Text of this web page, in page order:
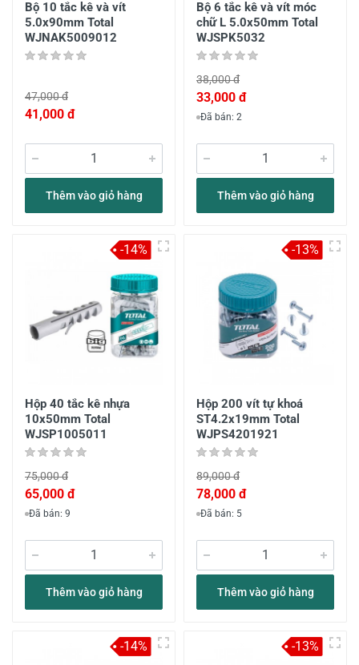
Bộ 10 tắc kê và vít
5.0x90mm Total
WJNAK5009012
47,000 đ
41,000 đ
Thêm vào giỏ hàng
Bộ 6 tắc kê và vít móc
chữ L 5.0x50mm Total
WJSPK5032
38,000 đ
33,000 đ
Đã bán: 2
Thêm vào giỏ hàng
Hộp 40 tắc kê nhựa
10x50mm Total
WJSP1005011
75,000 đ
65,000 đ
Đã bán: 9
Thêm vào giỏ hàng
-14%
Hộp 200 vít tự khoá
ST4.2x19mm Total
WJPS4201921
89,000 đ
78,000 đ
Đã bán: 5
Thêm vào giỏ hàng
-13%
-14% -13%